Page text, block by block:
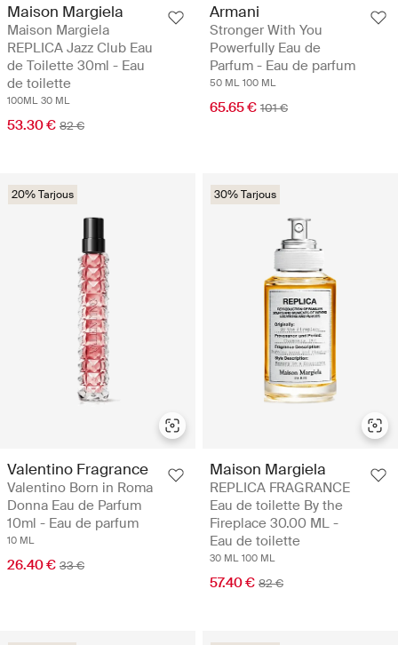
Maison Margiela
Maison Margiela
REPLICA Jazz Club Eau
de Toilette 30ml - Eau
de toilette
100ML 30 ML
53.30 € 82 €
Armani
Stronger With You
Powerfully Eau de
Parfum - Eau de parfum
50 ML 100 ML
65.65 € 101 €
20% Tarjous
Valentino Fragrance
Valentino Born in Roma
Donna Eau de Parfum
10ml - Eau de parfum
10 ML
26.40 € 33 €
30% Tarjous
Maison Margiela
REPLICA FRAGRANCE
Eau de toilette By the
Fireplace 30.00 ML -
Eau de toilette
30 ML 100 ML
57.40 € 82 €